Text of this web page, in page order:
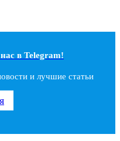
в Telegram!
и лучшие статьи